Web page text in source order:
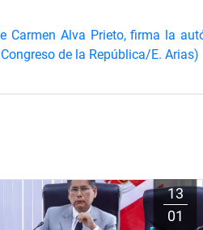
Carmen Alva Prieto, firma la
de la República/E. Arias)
13
01